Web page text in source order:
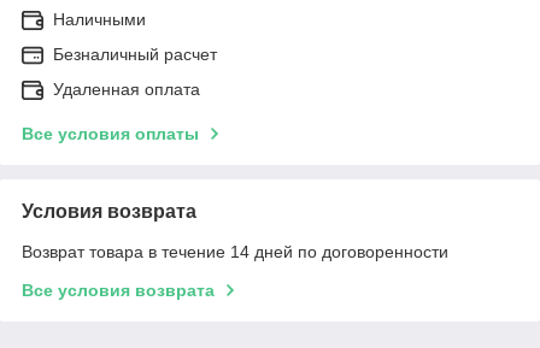
Наличными
Безналичный расчет
Удаленная оплата
Все условия оплаты
Условия возврата
Возврат товара в течение 14 дней по договоренности
Все условия возврата